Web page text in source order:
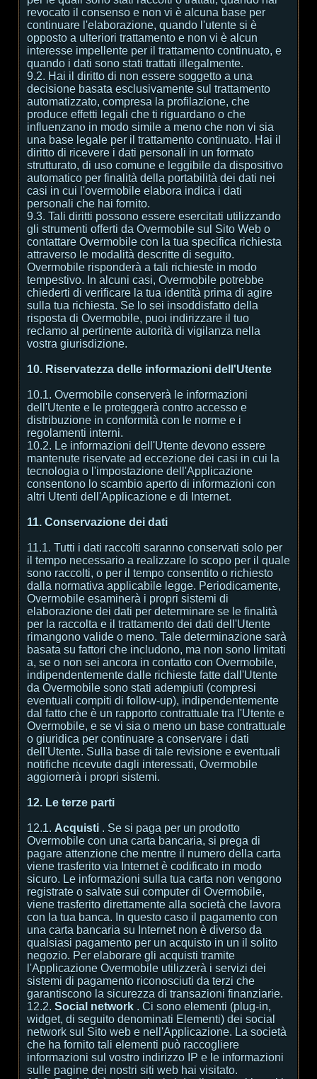
revocato il consenso e non vi è alcuna base per
continuare l'elaborazione, quando l'utente si è
opposto a ulteriori trattamento e non vi è alcun
interesse impellente per il trattamento continuato, e
quando i dati sono stati trattati illegalmente.
9.2. Hai il diritto di non essere soggetto a una
decisione basata esclusivamente sul trattamento
automatizzato, compresa la profilazione, che
produce effetti legali che ti riguardano o che
influenzano in modo simile a meno che non vi sia
una base legale per il trattamento continuato. Hai il
diritto di ricevere i dati personali in un formato
strutturato, di uso comune e leggibile da dispositivo
automatico per finalità della portabilità dei dati nei
casi in cui l'overmobile elabora indica i dati
personali che hai fornito.
9.3. Tali diritti possono essere esercitati utilizzando
gli strumenti offerti da Overmobile sul Sito Web o
contattare Overmobile con la tua specifica richiesta
attraverso le modalità descritte di seguito.
Overmobile risponderà a tali richieste in modo
tempestivo. In alcuni casi, Overmobile potrebbe
chiederti di verificare la tua identità prima di agire
sulla tua richiesta. Se lo sei insoddisfatto della
risposta di Overmobile, puoi indirizzare il tuo
reclamo al pertinente autorità di vigilanza nella
vostra giurisdizione.
10. Riservatezza delle informazioni dell'Utente
10.1. Overmobile conserverà le informazioni
dell'Utente e le proteggerà contro accesso e
distribuzione in conformità con le norme e i
regolamenti interni.
10.2. Le informazioni dell'Utente devono essere
mantenute riservate ad eccezione dei casi in cui la
tecnologia o l'impostazione dell'Applicazione
consentono lo scambio aperto di informazioni con
altri Utenti dell'Applicazione e di Internet.
11. Conservazione dei dati
11.1. Tutti i dati raccolti saranno conservati solo per
il tempo necessario a realizzare lo scopo per il quale
sono raccolti, o per il tempo consentito o richiesto
dalla normativa applicabile legge. Periodicamente,
Overmobile esaminerà i propri sistemi di
elaborazione dei dati per determinare se le finalità
per la raccolta e il trattamento dei dati dell'Utente
rimangono valide o meno. Tale determinazione sarà
basata su fattori che includono, ma non sono limitati
a, se o non sei ancora in contatto con Overmobile,
indipendentemente dalle richieste fatte dall'Utente
da Overmobile sono stati adempiuti (compresi
eventuali compiti di follow-up), indipendentemente
dal fatto che è un rapporto contrattuale tra l'Utente e
Overmobile, e se vi sia o meno un base contrattuale
o giuridica per continuare a conservare i dati
dell'Utente. Sulla base di tale revisione e eventuali
notifiche ricevute dagli interessati, Overmobile
aggiornerà i propri sistemi.
12. Le terze parti
12.1. Acquisti . Se si paga per un prodotto
Overmobile con una carta bancaria, si prega di
pagare attenzione che mentre il numero della carta
viene trasferito via Internet è codificato in modo
sicuro. Le informazioni sulla tua carta non vengono
registrate o salvate sui computer di Overmobile,
viene trasferito direttamente alla società che lavora
con la tua banca. In questo caso il pagamento con
una carta bancaria su Internet non è diverso da
qualsiasi pagamento per un acquisto in un il solito
negozio. Per elaborare gli acquisti tramite
l'Applicazione Overmobile utilizzerà i servizi dei
sistemi di pagamento riconosciuti da terzi che
garantiscono la sicurezza di transazioni finanziarie.
12.2. Social network . Ci sono elementi (plug-in,
widget, di seguito denominati Elementi) dei social
network sul Sito web e nell'Applicazione. La società
che ha fornito tali elementi può raccogliere
informazioni sul vostro indirizzo IP e le informazioni
sulle pagine dei nostri siti web hai visitato.